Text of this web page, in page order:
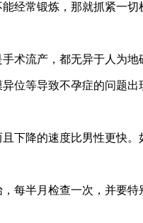
经常锻炼，那就抓紧一切
术流产，都无异于人为
位等导致不孕症的问题
下降的速度比男性更快
每半月检查一次，并要